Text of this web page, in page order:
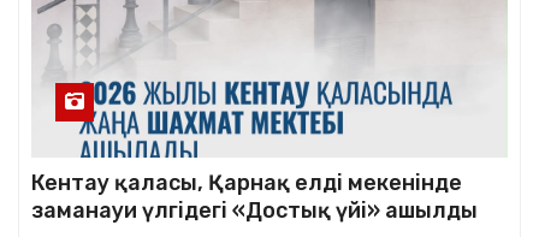
Кентау қаласы, Қарнақ елді мекенінде
заманауи үлгідегі «Достық үйі» ашылды